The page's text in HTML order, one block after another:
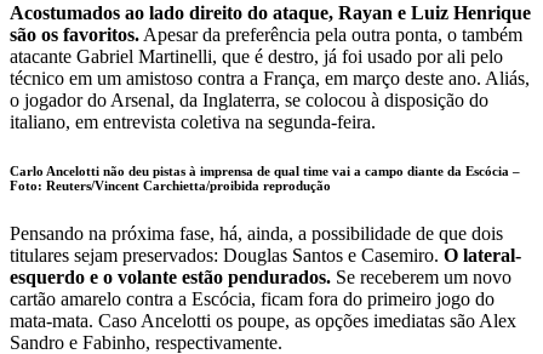
Acostumados ao lado direito do ataque, Rayan e Luiz Henrique
são os favoritos. Apesar da preferência pela outra ponta, o também
atacante Gabriel Martinelli, que é destro, já foi usado por ali pelo
técnico em um amistoso contra a França, em março deste ano. Aliás,
o jogador do Arsenal, da Inglaterra, se colocou à disposição do
italiano, em entrevista coletiva na segunda-feira.
Carlo Ancelotti não deu pistas à imprensa de qual time vai a campo diante da Escócia –
Foto: Reuters/Vincent Carchietta/proibida reprodução
Pensando na próxima fase, há, ainda, a possibilidade de que dois
titulares sejam preservados: Douglas Santos e Casemiro. O lateral-
esquerdo e o volante estão pendurados. Se receberem um novo
cartão amarelo contra a Escócia, ficam fora do primeiro jogo do
mata-mata. Caso Ancelotti os poupe, as opções imediatas são Alex
Sandro e Fabinho, respectivamente.